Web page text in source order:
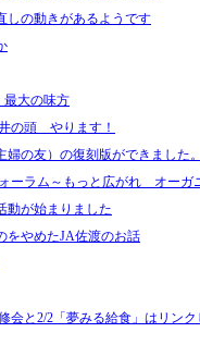
しの動きがあるようです
最大の味方
の頭 やります！
婦の友）の復刻版ができました。
ーラム～もっと広がれ オーガ
動が始まりました
をやめたJA佐渡のお話
会と2/2「夢みる給食」はリンク